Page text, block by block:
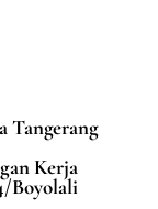
Tangerang
Kerja
Boyolali